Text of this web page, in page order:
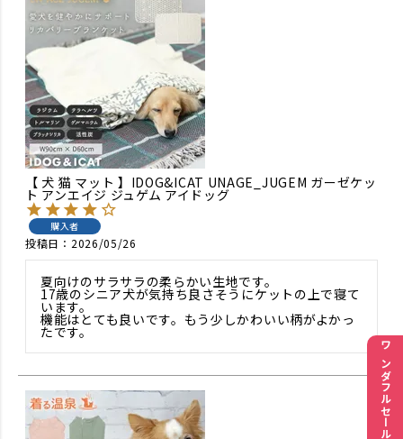
【 犬 猫 マット 】IDOG&ICAT UNAGE_JUGEM ガーゼケッ
ト アンエイジ ジュゲム アイドッグ
購入者
投稿日 2026/05/26
夏向けのサラサラの柔らかい生地です。
17歳のシニア犬が気持ち良さそうにケットの上で寝て
います。
機能はとても良いです。もう少しかわいい柄がよかっ
たです。
ワンダフルセール